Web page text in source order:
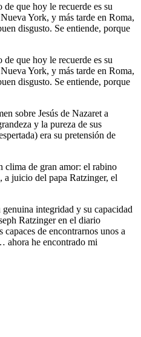
que hoy le recuerde es su
York, y más tarde en Roma,
disgusto. Se entiende, porque
que hoy le recuerde es su
York, y más tarde en Roma,
disgusto. Se entiende, porque
sobre Jesús de Nazaret a
y la pureza de sus
era su pretensión de
clima de gran amor: el rabino
a juicio del papa Ratzinger, el
integridad y su capacidad
Ratzinger en el diario
de encontrarnos unos a
ahora he encontrado mi